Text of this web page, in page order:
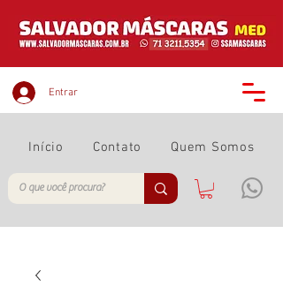
Início Contato Quem Somos
Entrar